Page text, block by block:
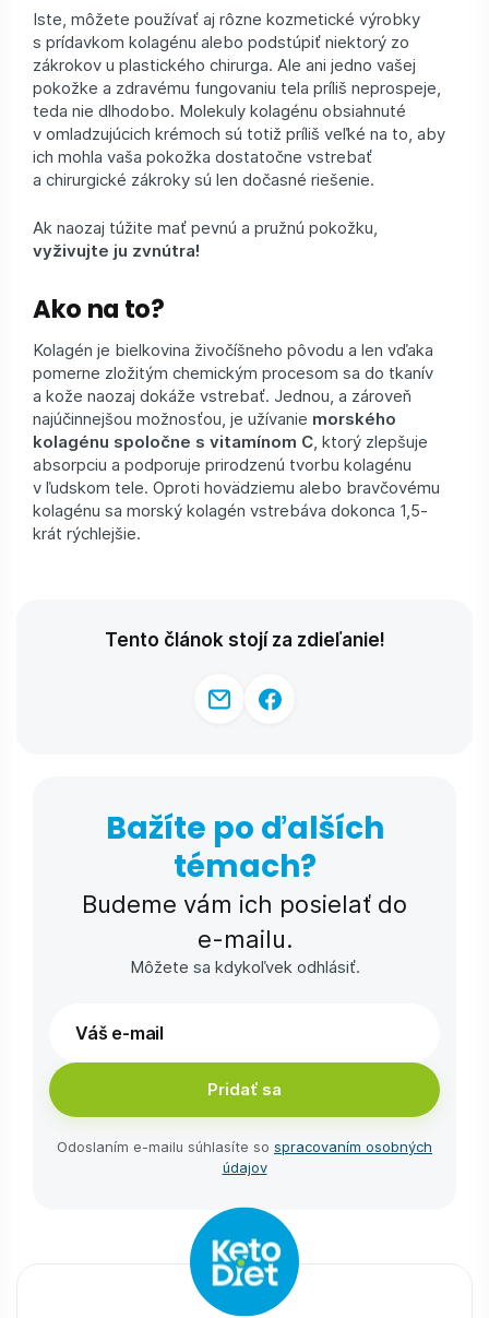
Iste, môžete používať aj rôzne kozmetické výrobky
s prídavkom kolagénu alebo podstúpiť niektorý zo
zákrokov u plastického chirurga. Ale ani jedno vašej
pokožke a zdravému fungovaniu tela príliš neprospeje,
teda nie dlhodobo. Molekuly kolagénu obsiahnuté
v omladzujúcich krémoch sú totiž príliš veľké na to, aby
ich mohla vaša pokožka dostatočne vstrebať
a chirurgické zákroky sú len dočasné riešenie.
Ak naozaj túžite mať pevnú a pružnú pokožku,
vyživujte ju zvnútra!
Ako na to?
Kolagén je bielkovina živočíšneho pôvodu a len vďaka
pomerne zložitým chemickým procesom sa do tkanív
a kože naozaj dokáže vstrebať. Jednou, a zároveň
najúčinnejšou možnosťou, je užívanie morského
kolagénu spoločne s vitamínom C, ktorý zlepšuje
absorpciu a podporuje prirodzenú tvorbu kolagénu
v ľudskom tele. Oproti hovädziemu alebo bravčovému
kolagénu sa morský kolagén vstrebáva dokonca 1,5-
krát rýchlejšie.
Tento článok stojí za zdieľanie!
Bažíte po ďalších
témach?
Budeme vám ich posielať do
e-⁠mailu.
Môžete sa kdykoľvek odhlásiť.
Pridať sa
Odoslaním e-⁠mailu súhlasíte so spracovaním osobných
údajov